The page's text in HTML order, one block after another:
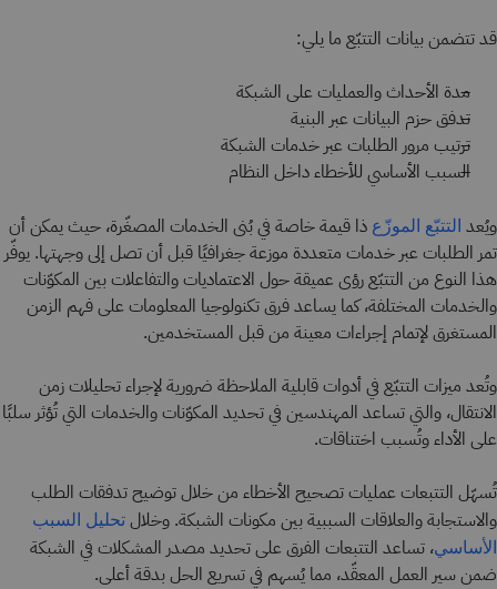
قد تتضمن بيانات التتبّع ما يلي:
مدة الأحداث والعمليات على الشبكة
تدفق حزم البيانات عبر البنية
ترتيب مرور الطلبات عبر خدمات الشبكة
السبب الأساسي للأخطاء داخل النظام
ويُعد التتبّع الموزّع ذا قيمة خاصة في بُنى الخدمات المصغّرة، حيث يمكن أن
تمر الطلبات عبر خدمات متعددة موزعة جغرافيًا قبل أن تصل إلى وجهتها. يوفّر
هذا النوع من التتبّع رؤى عميقة حول الاعتماديات والتفاعلات بين المكوّنات
والخدمات المختلفة، كما يساعد فرق تكنولوجيا المعلومات على فهم الزمن
المستغرق لإتمام إجراءات معينة من قبل المستخدمين.
وتُعد ميزات التتبّع في أدوات قابلية الملاحظة ضرورية لإجراء تحليلات زمن
الانتقال، والتي تساعد المهندسين في تحديد المكوّنات والخدمات التي تُؤثر سلبًا
على الأداء وتُسبب اختناقات.
تُسهّل التتبعات عمليات تصحيح الأخطاء من خلال توضيح تدفقات الطلب
والاستجابة والعلاقات السببية بين مكونات الشبكة. وخلال تحليل السبب
الأساسي، تساعد التتبعات الفرق على تحديد مصدر المشكلات في الشبكة
ضمن سير العمل المعقّد، مما يُسهم في تسريع الحل بدقة أعلى.